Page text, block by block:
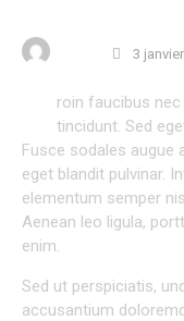
3
roin faucibus
tincidunt. Sed
Fusce sodales augue
eget blandit pulvinar.
elementum semper
Aenean leo ligula,
enim.
Sed ut perspiciatis,
accusantium